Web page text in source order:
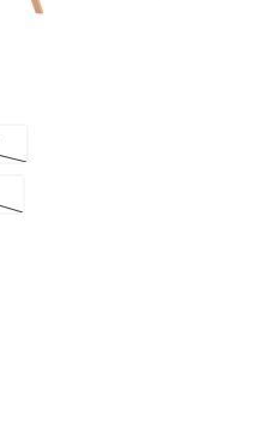
is momenteel niet
niet beschikbaar.)
optie is momenteel niet
niet beschikbaar.)
is momenteel niet
beschikbaar.)
momenteel niet beschikbaar.)